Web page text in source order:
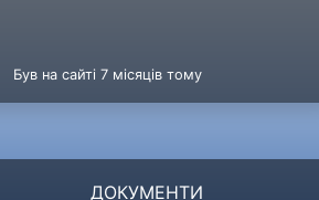
Був на сайті 7 місяців тому
ДОКУМЕНТИ